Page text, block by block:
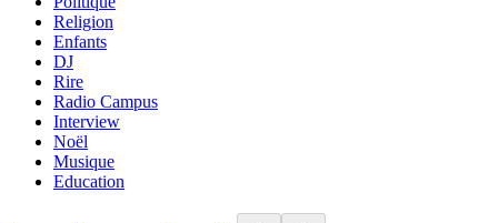
Religion
Enfants
DJ
Rire
Radio Campus
Interview
Noël
Musique
Education